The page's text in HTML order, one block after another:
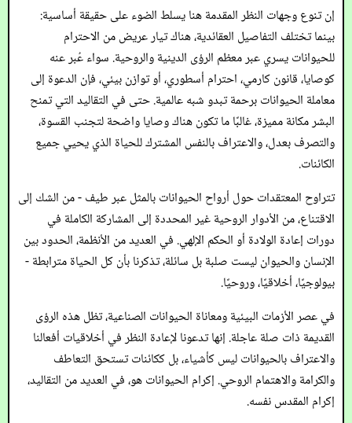
إن تنوع وجهات النظر المقدمة هنا يسلط الضوء على حقيقة أساسية:
بينما تختلف التفاصيل العقائدية، هناك تيار عريض من الاحترام
للحيوانات يسري عبر معظم الرؤى الدينية والروحية. سواء عُبر عنه
كوصايا، قانون كارمي، احترام أسطوري، أو توازن بيئي، فإن الدعوة إلى
معاملة الحيوانات برحمة تبدو شبه عالمية. حتى في التقاليد التي تمنح
البشر مكانة مميزة، غالبًا ما تكون هناك وصايا واضحة لتجنب القسوة،
والتصرف بعدل، والاعتراف بالنفس المشترك للحياة الذي يحيي جميع
الكائنات.
تتراوح المعتقدات حول أرواح الحيوانات بالمثل عبر طيف - من الشك إلى
الاقتناع، من الأدوار الروحية غير المحددة إلى المشاركة الكاملة في
دورات إعادة الولادة أو الحكم الإلهي. في العديد من الأنظمة، الحدود بين
الإنسان والحيوان ليست صلبة بل سائلة، تذكرنا بأن كل الحياة مترابطة -
بيولوجيًا، أخلاقيًا، وروحيًا.
في عصر الأزمات البيئية ومعاناة الحيوانات الصناعية، تظل هذه الرؤى
القديمة ذات صلة عاجلة. إنها تدعونا لإعادة النظر في أخلاقيات أفعالنا
والاعتراف بالحيوانات ليس كأشياء، بل ككائنات تستحق التعاطف
والكرامة والاهتمام الروحي. إكرام الحيوانات هو، في العديد من التقاليد،
إكرام المقدس نفسه.